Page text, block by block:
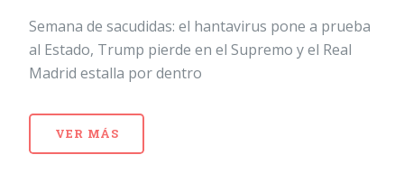
Semana de sacudidas: el hantavirus pone a prueba
al Estado, Trump pierde en el Supremo y el Real
Madrid estalla por dentro
VER MÁS